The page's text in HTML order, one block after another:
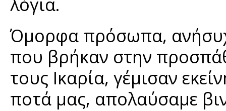
Όμορφα πρόσωπα,
που βρήκαν στην
τους Ικαρία, γέμισαν
ποτά μας, απολαύσαμε